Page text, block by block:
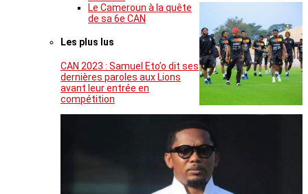
Le Cameroun à la quête
de sa 6e CAN
Les plus lus
CAN 2023 : Samuel Eto’o dit ses
dernières paroles aux Lions
avant leur entrée en
compétition